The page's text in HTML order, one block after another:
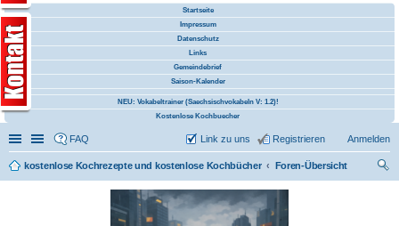
Startseite
Impressum
Datenschutz
Links
Gemeindebrief
Saison-Kalender
NEU: Vokabeltrainer (Saechsischvokabeln V: 1.2)!
Kostenlose Kochbuecher
Schnellzugriff
Linkliste
FAQ Anmelden
Registrieren
Link zu uns
kostenlose Kochrezepte und kostenlose Kochbücher
Foren-Übersicht